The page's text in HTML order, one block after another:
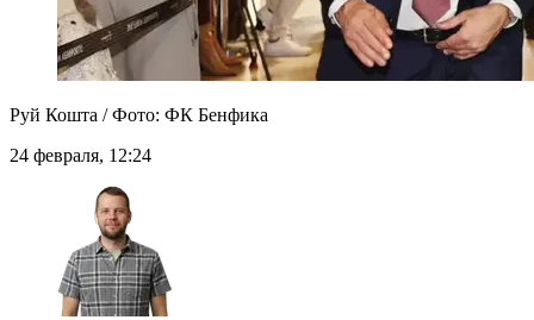
Руй Кошта / Фото: ФК Бенфика
24 февраля, 12:24